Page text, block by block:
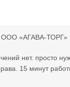
ООО «АГАВА-ТОРГ»
нет. просто
15 минут